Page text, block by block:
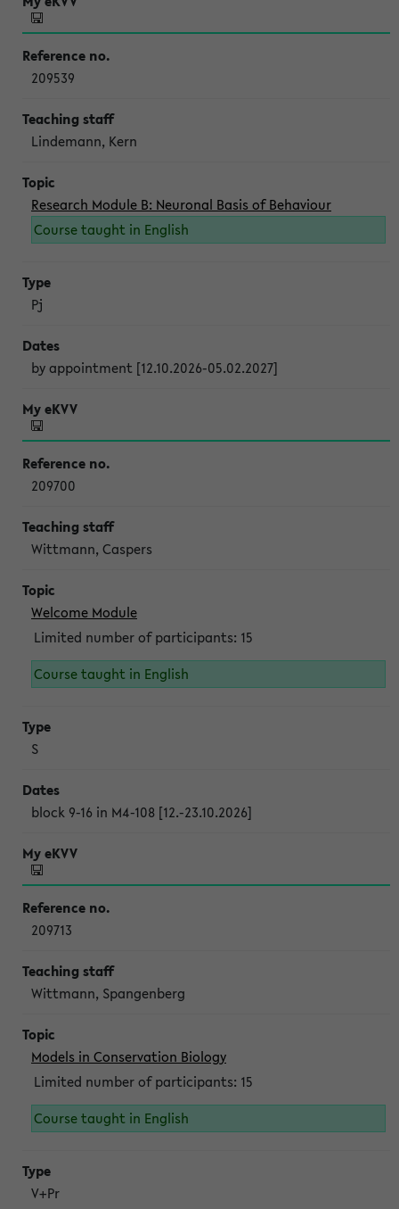
209539
Lindemann, Kern
Research Module B: Neuronal Basis of Behaviour
Course taught in English
Pj
by appointment [12.10.2026-05.02.2027]
209700
Wittmann, Caspers
Welcome Module
Limited number of participants: 15
Course taught in English
S
block 9-16 in M4-108 [12.-23.10.2026]
209713
Wittmann, Spangenberg
Models in Conservation Biology
Limited number of participants: 15
Course taught in English
V+Pr